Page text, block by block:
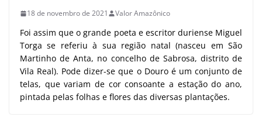
18 de novembro de 2021 Valor Amazônico
Foi assim que o grande poeta e escritor duriense Miguel
Torga se referiu à sua região natal (nasceu em São
Martinho de Anta, no concelho de Sabrosa, distrito de
Vila Real). Pode dizer-se que o Douro é um conjunto de
telas, que variam de cor consoante a estação do ano,
pintada pelas folhas e flores das diversas plantações.